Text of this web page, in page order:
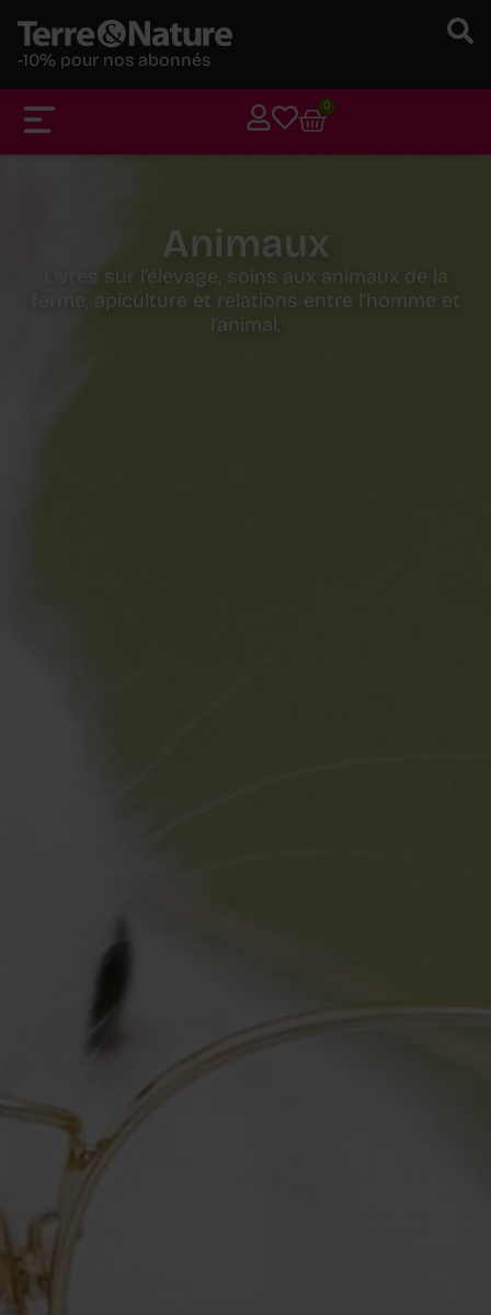
-10% pour nos abonnés
0
Animaux
Livres sur l’élevage, soins aux animaux de la
ferme, apiculture et relations entre l’homme et
l’animal.